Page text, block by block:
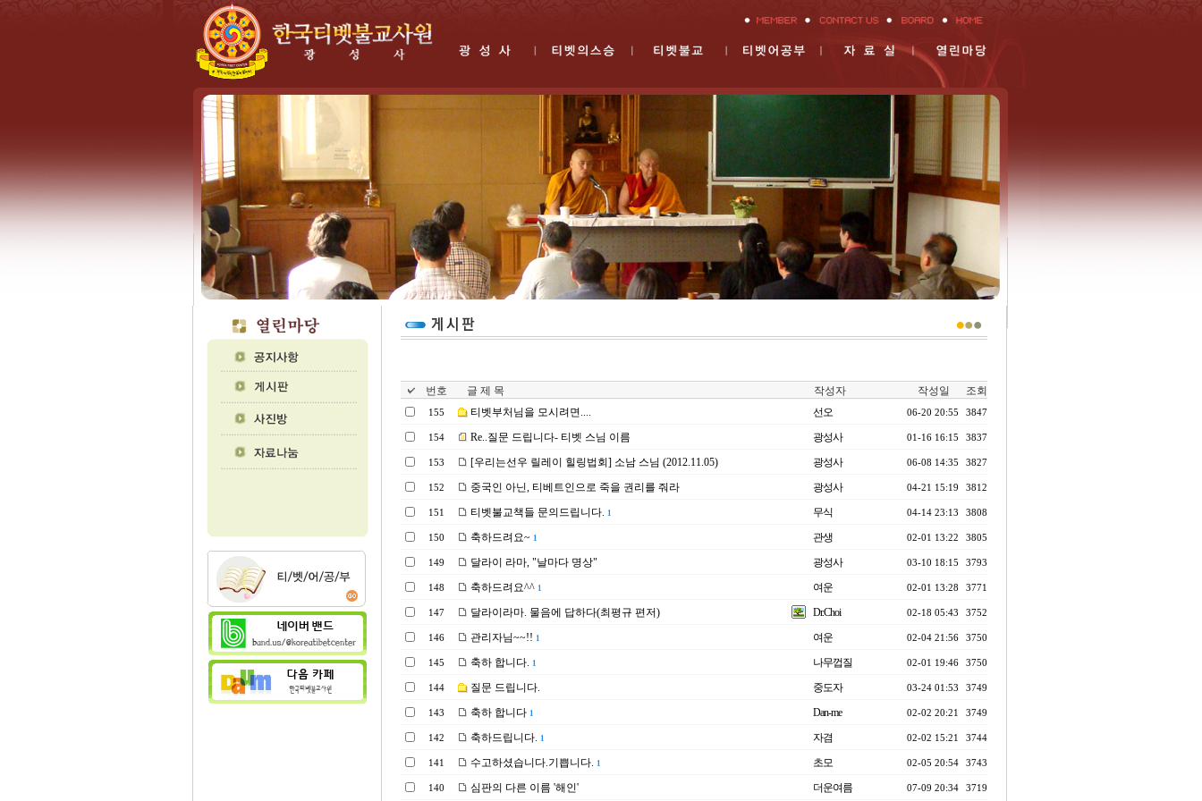
번호 글 제 목 작성자 작성일 조회
155 티벳부처님을 모시려면.... 선오 06-20 20:55 3847
154 Re..질문 드립니다- 티벳 스님 이름 광성사 01-16 16:15 3837
153 [우리는선우 릴레이 힐링법회] 소남 스님 (2012.11.05) 광성사 06-08 14:35 3827
152 중국인 아닌, 티베트인으로 죽을 권리를 줘라 광성사 04-21 15:19 3812
151 티벳불교책들 문의드립니다. 1 무식 04-14 23:13 3808
150 축하드려요~ 1 관생 02-01 13:22 3805
149 달라이 라마, "날마다 명상" 광성사 03-10 18:15 3793
148 축하드려요^^ 1 여운 02-01 13:28 3771
147 달라이라마. 물음에 답하다(최평규 편저) Dr.Choi 02-18 05:43 3752
146 관리자님~~!! 1 여운 02-04 21:56 3750
145 축하 합니다. 1 나무껍질 02-01 19:46 3750
144 질문 드립니다. 중도자 03-24 01:53 3749
143 축하 합니다 1 Dan-me 02-02 20:21 3749
142 축하드립니다. 1 자겸 02-02 15:21 3744
141 수고하셨습니다.기쁩니다. 1 초모 02-05 20:54 3743
140 심판의 다른 이름 '해인' 더운여름 07-09 20:34 3719